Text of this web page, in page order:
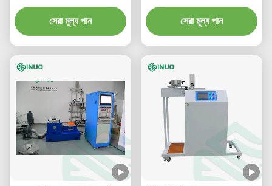
সন্নিবেশ করান
সেরা মূল্য পান
62196-1 অনুগত
সেরা মূল্য পান